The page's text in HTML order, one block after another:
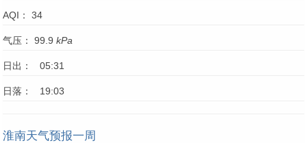
AQI： 34
气压： 99.9 kPa
日出： 05:31
日落： 19:03
淮南天气预报一周